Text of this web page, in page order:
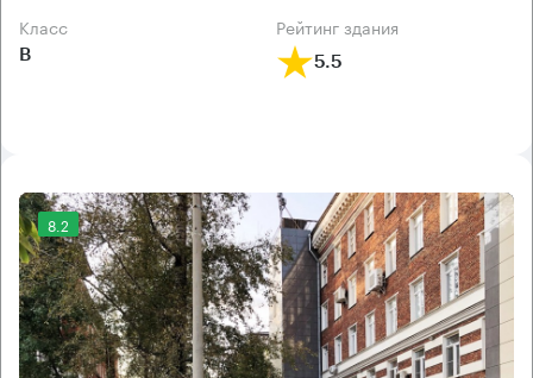
класс
B
рейтинг здания
5.5
8.2